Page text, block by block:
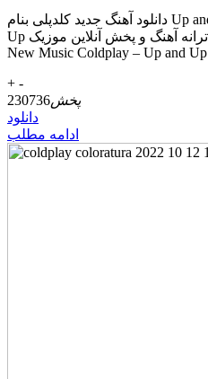
دانلود آهنگ جدید کلدپلی بنام Up and Up دانلود موزیک جدید Up and
Up از کلدپلی + متن و ترانه آهنگ و پخش آنلاین موزیک Download
New Music Coldplay – Up and Up
+ -
پخش230736
دانلود
ادامه مطلب